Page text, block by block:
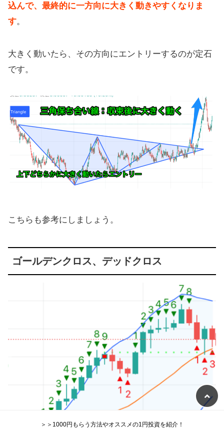
込んで、最終的に一方向に大きく動きやすくなりま
す。
大きく動いたら、その方向にエントリーするのが定石
です。
こちらも参考にしましょう。
ゴールデンクロス、デッドクロス
＞＞1000円もらう方法やオススメの1円投資を紹介！